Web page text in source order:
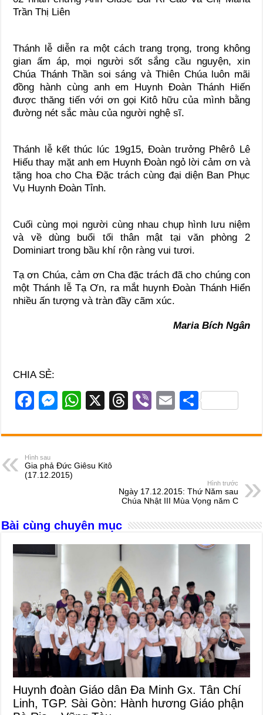
Trần Thị Liên
Thánh lễ diễn ra một cách trang trọng, trong không
gian ấm áp, mọi người sốt sắng cầu nguyện, xin
Chúa Thánh Thần soi sáng và Thiên Chúa luôn mãi
đồng hành cùng anh em Huynh Đoàn Thánh Hiến
được thăng tiến với ơn gọi Kitô hữu của mình bằng
đường nét sắc màu của người nghệ sĩ.
Thánh lễ kết thúc lúc 19g15, Đoàn trưởng Phêrô Lê
Hiếu thay mặt anh em Huynh Đoàn ngỏ lời cảm ơn và
tặng hoa cho Cha Đặc trách cùng đại diện Ban Phục
Vụ Huynh Đoàn Tỉnh.
Cuối cùng mọi người cùng nhau chụp hình lưu niệm
và về dùng buổi tối thân mật tại văn phòng 2
Dominiart trong bầu khí rộn ràng vui tươi.
Tạ ơn Chúa, cảm ơn Cha đặc trách đã cho chúng con
một Thánh lễ Tạ Ơn, ra mắt huynh Đoàn Thánh Hiển
nhiều ấn tượng và tràn đầy cãm xúc.
Maria Bích Ngân
CHIA SẺ:
F
c
e
b
k
M
ss
n
W
at
A
X
T
e
s
Vi
er
E
ail
S
ar
Hình sau
Gia phả Đức Giêsu Kitô
(17.12.2015)
Hình trước
Ngày 17.12.2015: Thứ Năm sau
Chúa Nhật III Mùa Vọng năm C
Bài cùng chuyên mục
Huynh đoàn Giáo dân Đa Minh Gx. Tân Chí
Linh, TGP. Sài Gòn: Hành hương Giáo phận